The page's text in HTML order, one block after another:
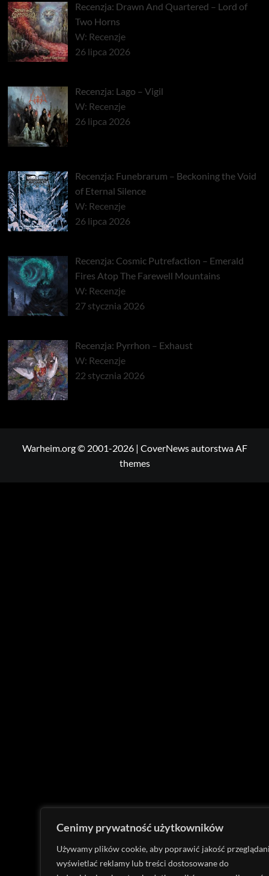
Cenimy prywatność użytkowników
Używamy plików cookie, aby poprawić jakość
wyświetlać reklamy lub treści dostosowane do
Recenzja: Drawn And Quartered – Lord of
Two Horns
W: Recenzje
26 lipca 2026
Recenzja: Lago – Vigil
W: Recenzje
26 lipca 2026
Recenzja: Funebrarum – Beckoning the Void
of Eternal Silence
W: Recenzje
26 lipca 2026
Recenzja: Cosmic Putrefaction – Emerald
Fires Atop The Farewell Mountains
W: Recenzje
27 stycznia 2026
Recenzja: Pyrrhon – Exhaust
W: Recenzje
22 stycznia 2026
Warheim.org © 2001-2026 | CoverNewsautorstwa AF
themes